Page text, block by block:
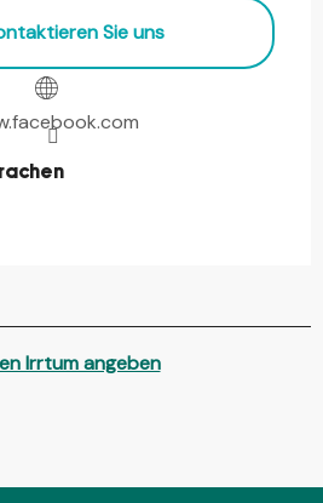
Sie uns
Irrtum angeben